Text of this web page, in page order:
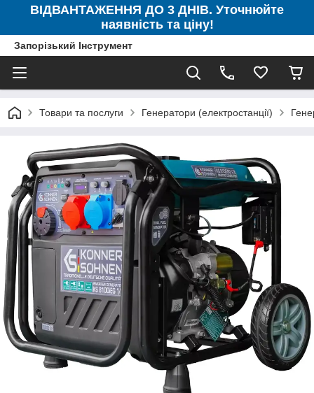
ВІДВАНТАЖЕННЯ ДО 3 ДНІВ. Уточнюйте
наявність та ціну!
Запорізький Інструмент
Товари та послуги Генератори (електростанції)